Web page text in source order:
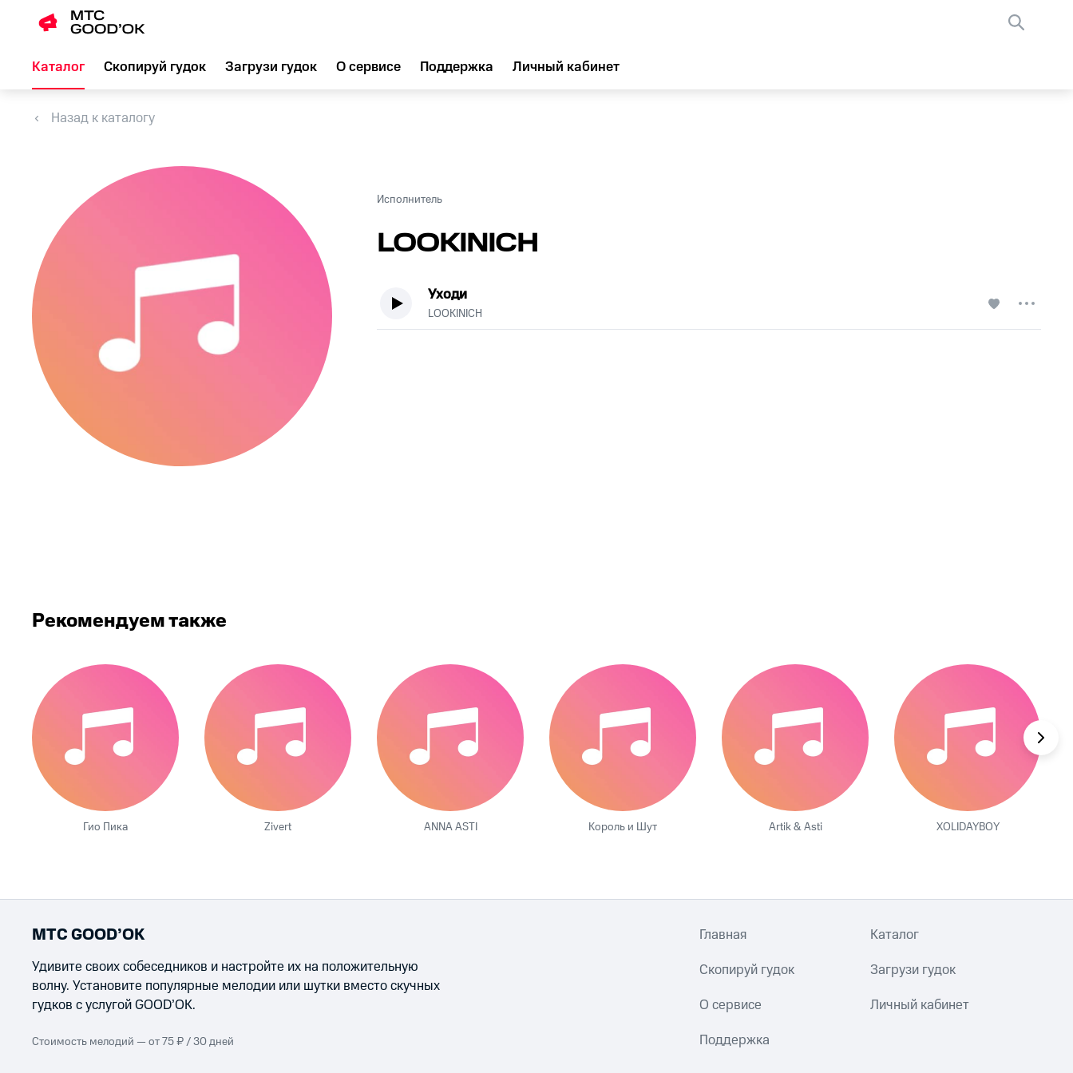
Каталог Скопируй гудок Загрузи гудок О сервисе Поддержка Личный кабинет
Назад к каталогу
Исполнитель
LOOKINICH
Уходи
LOOKINICH
Рекомендуем также
Гио Пика Zivert ANNA ASTI Король и Шут Artik & Asti XOLIDAYBOY
МТС GOOD’OK
Удивите своих собеседников и настройте их на положительную
волну. Установите популярные мелодии или шутки вместо скучных
гудков с услугой GOOD’OK.
Стоимость мелодий — от 75 ₽ / 30 дней
Главная Каталог
Скопируй гудок Загрузи гудок
О сервисе Личный кабинет
Поддержка